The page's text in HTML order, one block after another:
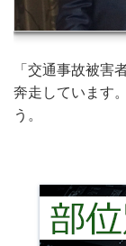
「交通事故被
奔走しています
う。